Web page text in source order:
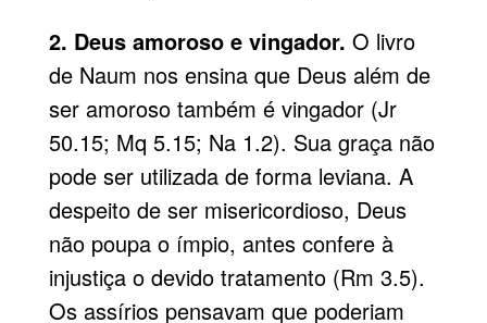
2. Deus amoroso e vingador. O livro
de Naum nos ensina que Deus além de
ser amoroso também é vingador (Jr
50.15; Mq 5.15; Na 1.2). Sua graça não
pode ser utilizada de forma leviana. A
despeito de ser misericordioso, Deus
não poupa o ímpio, antes confere à
injustiça o devido tratamento (Rm 3.5).
Os assírios pensavam que poderiam